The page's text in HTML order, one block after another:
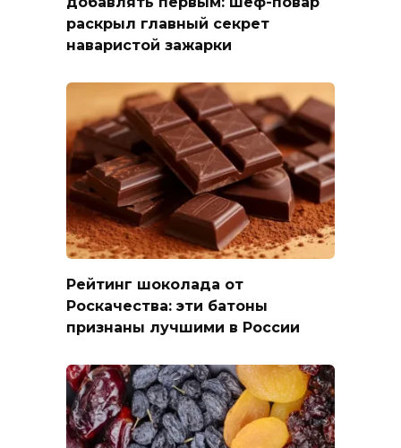
раскрыл главный секрет
наваристой зажарки
Рейтинг шоколада от
Роскачества: эти батоны
признаны лучшими в России